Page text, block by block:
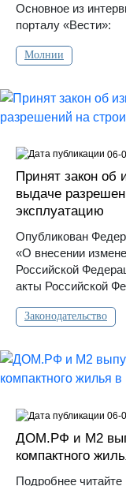
Основное из
порталу «Вести»:
Молнии
Принят закон об
выдаче
эксплуатацию
Опубликован
«О внесении
Российской
акты Российской
Законодательство
06-
ДOМ.PФ и М2
компактного
Подробнее
06-